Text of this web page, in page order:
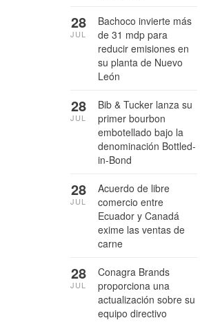
Bachoco invierte más
de 31 mdp para
reducir emisiones en
su planta de Nuevo
León
28
JUL
Bib & Tucker lanza su
primer bourbon
embotellado bajo la
denominación Bottled-
in-Bond
28
JUL
Acuerdo de libre
comercio entre
Ecuador y Canadá
exime las ventas de
carne
28
JUL
Conagra Brands
proporciona una
actualización sobre su
equipo directivo
28
JUL